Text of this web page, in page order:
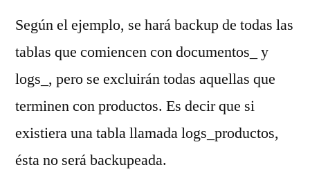
Según el ejemplo, se hará backup de todas las
tablas que comiencen con documentos_ y
logs_, pero se excluirán todas aquellas que
terminen con productos. Es decir que si
existiera una tabla llamada logs_productos,
ésta no será backupeada.